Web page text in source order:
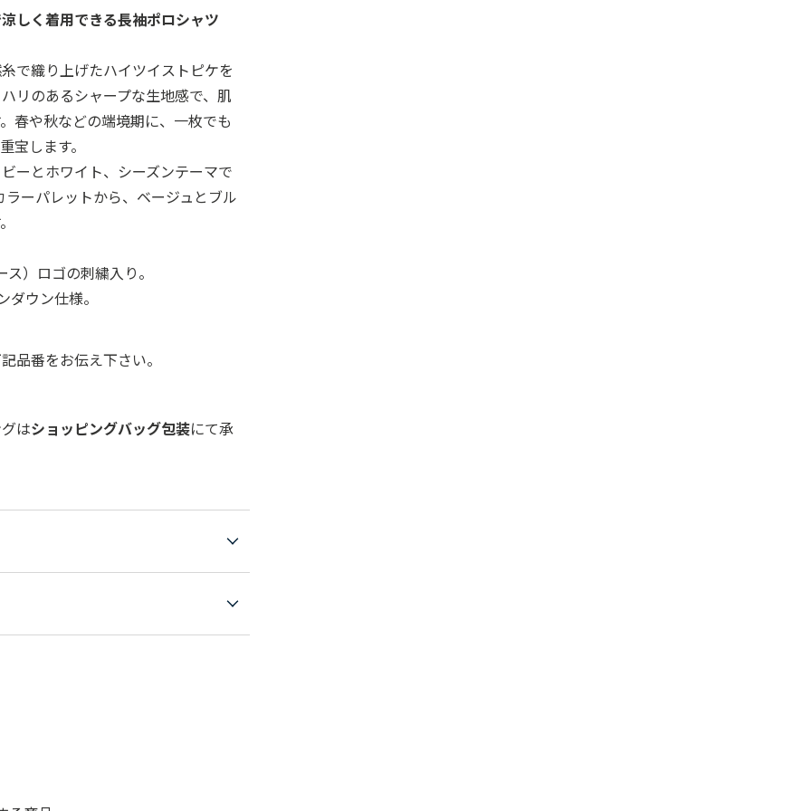
しく着用できる長袖ポロシャツ
で織り上げたハイツイストピケを
リのあるシャープな生地感で、肌
春や秋などの端境期に、一枚でも
宝します。
ーとホワイト、シーズンテーマで
ーパレットから、ベージュとブル
）ロゴの刺繍入り。
ウン仕様。
品番をお伝え下さい。
はショッピングバッグ包装にて承